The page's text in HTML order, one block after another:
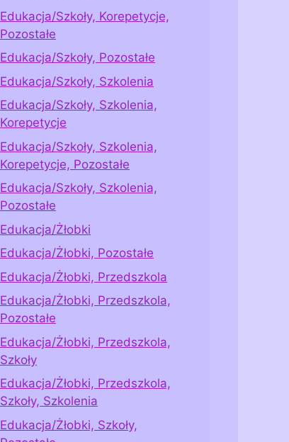
Edukacja/Szkoły, Korepetycje,
Pozostałe
Edukacja/Szkoły, Pozostałe
Edukacja/Szkoły, Szkolenia
Edukacja/Szkoły, Szkolenia,
Korepetycje
Edukacja/Szkoły, Szkolenia,
Korepetycje, Pozostałe
Edukacja/Szkoły, Szkolenia,
Pozostałe
Edukacja/Żłobki
Edukacja/Żłobki, Pozostałe
Edukacja/Żłobki, Przedszkola
Edukacja/Żłobki, Przedszkola,
Pozostałe
Edukacja/Żłobki, Przedszkola,
Szkoły
Edukacja/Żłobki, Przedszkola,
Szkoły, Szkolenia
Edukacja/Żłobki, Szkoły,